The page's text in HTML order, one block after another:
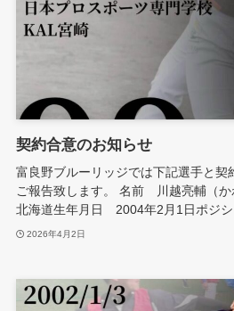
契約合意のお知らせ
富良野ブルーリッジでは下記選手と契
ご報告致します。 名前 川越亮輔（
北海道生年月日 2004年2月1日ポジ
2026年4月2日